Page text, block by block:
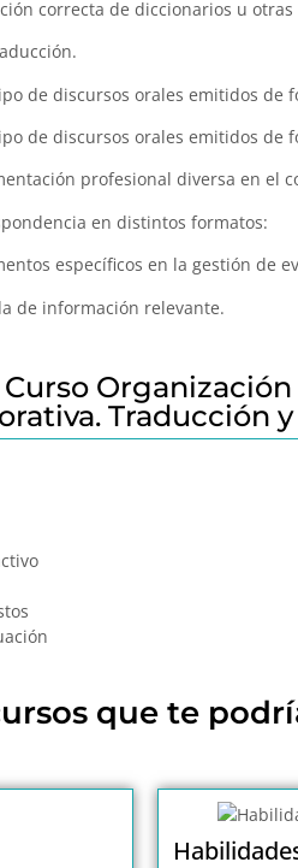
correcta de diccionarios u
de discursos orales emitidos de
de discursos orales emitidos de
profesional diversa en el
en distintos formatos:
específicos en la gestión de
de información relevante.
Curso
Traducción
que te